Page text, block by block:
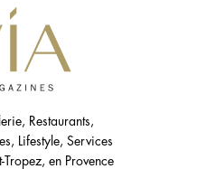
Restaurants,
Lifestyle, Services
en Provence